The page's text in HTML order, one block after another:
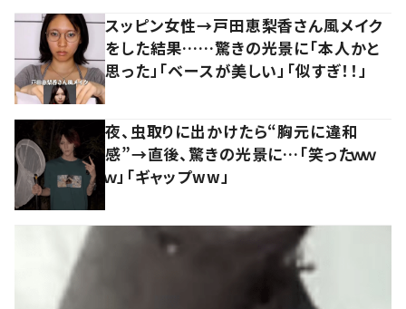
スッピン女性→戸田恵梨香さん風メイク
をした結果……驚きの光景に「本人かと
思った」「ベースが美しい」「似すぎ！！」
夜、虫取りに出かけたら“胸元に違和
感”→直後、驚きの光景に…「笑ったｗｗ
ｗ」「ギャップww」